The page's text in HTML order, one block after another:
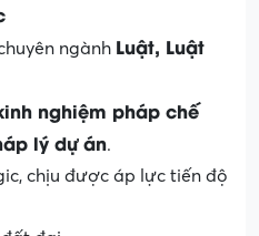
ngành Luật, Luật
nghiệm pháp chế
lý dự án.
chịu được áp lực tiến độ